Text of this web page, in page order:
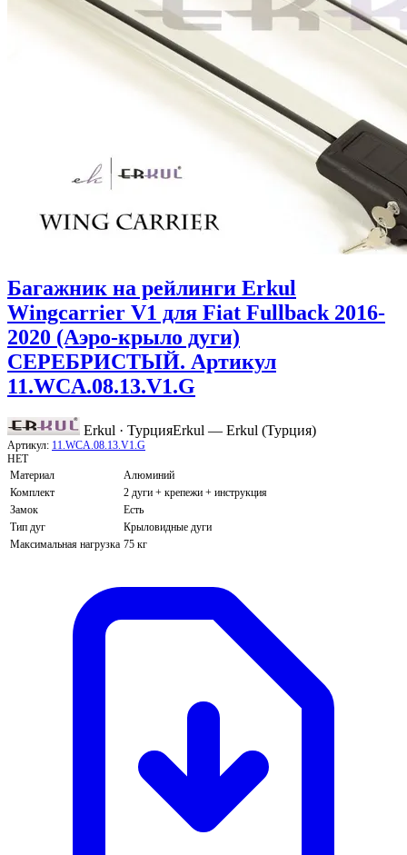
Багажник на рейлинги Erkul
Wingcarrier V1 для Fiat Fullback 2016-
2020 (Аэро-крыло дуги)
СЕРЕБРИСТЫЙ. Артикул
11.WCA.08.13.V1.G
Erkul · ТурцияErkul — Erkul (Турция)
Артикул: 11.WCA.08.13.V1.G
НЕТ
Материал
Алюминий
Комплект
2 дуги + крепежи + инструкция
Замок
Есть
Тип дуг
Крыловидные дуги
Максимальная нагрузка 75 кг